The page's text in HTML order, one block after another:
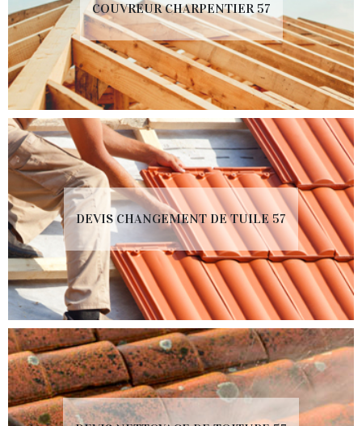
COUVREUR CHARPENTIER 57
DEVIS CHANGEMENT DE TUILE 57